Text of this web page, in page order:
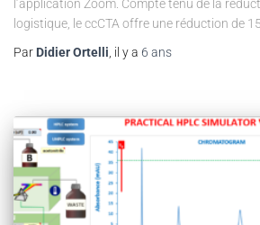
l’application Zoom. Compte tenu de la
logistique, le ccCTA offre une réduction de
Par Didier Ortelli , il y a 6 ans